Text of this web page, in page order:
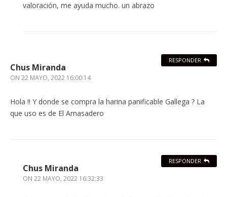
valoración, me ayuda mucho. un abrazo
Chus Miranda
ON 22 MAYO, 2022 16:00:14
Hola !! Y donde se compra la harina panificable Gallega ? La
que uso es de El Amasadero
RESPONDER
Chus Miranda
ON 22 MAYO, 2022 16:32:33
RESPONDER